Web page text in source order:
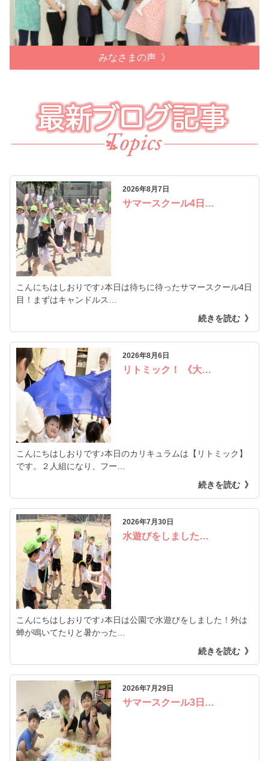
みなさまの声
2026年8月7日
サマースクール4日…
こんにちはしおりです♪本日は待ちに待ったサマースクール4日
目！まずはキャンドルス…
続きを読む
2026年8月6日
リトミック！ 《大…
こんにちはしおりです♪本日のカリキュラムは【リトミック】
です。２人組になり、フー…
続きを読む
2026年7月30日
水遊びをしました…
こんにちはしおりです♪本日は公園で水遊びをしました！外は
蝉が鳴いてたりと暑かった…
続きを読む
2026年7月29日
サマースクール3日…